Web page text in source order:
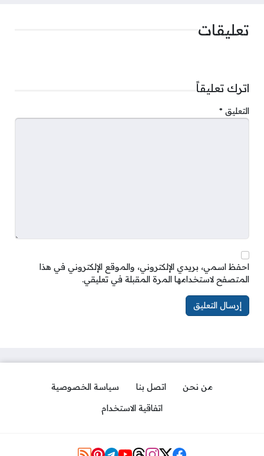
تعليقات
اترك تعليقاً
التعليق *
احفظ اسمي، بريدي الإلكتروني، والموقع الإلكتروني في هذا
المتصفح لاستخدامها المرة المقبلة في تعليقي.
من نحن اتصل بنا
سياسة الخصوصية
اتفاقية الاستخدام